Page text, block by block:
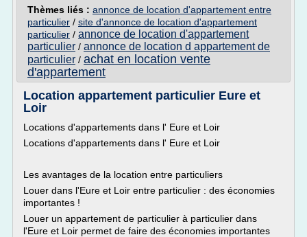
Thèmes liés : annonce de location d'appartement entre
particulier / site d'annonce de location d'appartement
particulier / annonce de location d'appartement
particulier / annonce de location d appartement de
particulier / achat en location vente
d'appartement
Location appartement particulier Eure et
Loir
Locations d'appartements dans l' Eure et Loir
Locations d'appartements dans l' Eure et Loir
Les avantages de la location entre particuliers
Louer dans l'Eure et Loir entre particulier : des économies
importantes !
Louer un appartement de particulier à particulier dans
l'Eure et Loir permet de faire des économies importantes